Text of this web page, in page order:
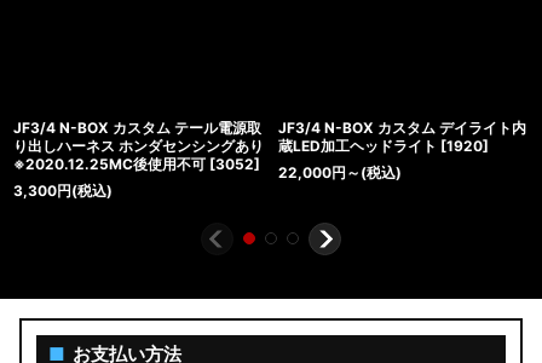
JF3/4 N-BOX カスタム テール電源取
り出しハーネス ホンダセンシングあり
※2020.12.25MC後使用不可 [3052]
3,300円(税込)
JF3/4 N-BOX カスタム デイライト内
蔵LED加工ヘッドライト [1920]
22,000円 ～ (税込)
■ お支払い方法